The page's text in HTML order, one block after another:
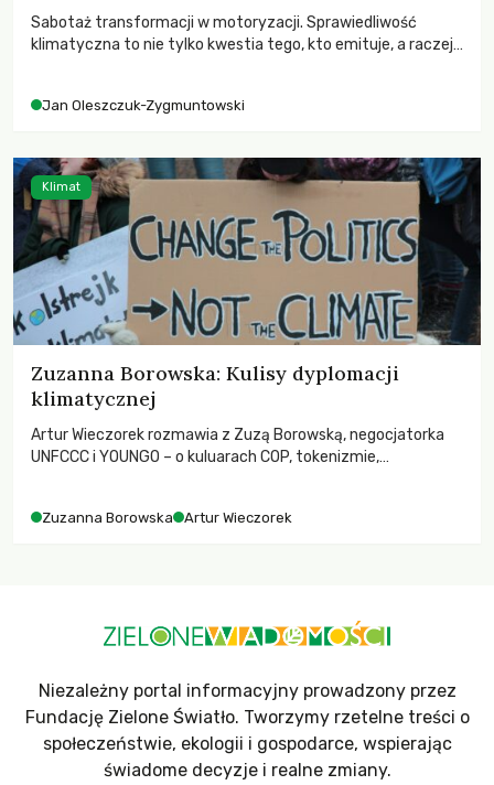
Sabotaż transformacji w motoryzacji. Sprawiedliwość
klimatyczna to nie tylko kwestia tego, kto emituje, a raczej
Jan Oleszczuk-Zygmuntowski
Zuzanna Borowska: Kulisy dyplomacji
klimatycznej
Artur Wieczorek rozmawia z Zuzą Borowską, negocjatorka
UNFCCC i YOUNGO – o kuluarach COP, tokenizmie,
Zuzanna Borowska Artur Wieczorek
Klimat
Niezależny portal informacyjny prowadzony przez
Fundację Zielone Światło. Tworzymy rzetelne treści o
społeczeństwie, ekologii i gospodarce, wspierając
świadome decyzje i realne zmiany.